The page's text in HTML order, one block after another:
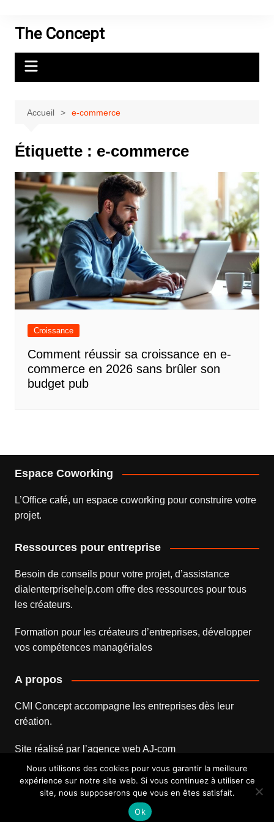
contenuThe Concept
Accueil e-commerce
Étiquette : e-commerce
Croissance
Comment réussir sa croissance en e-
commerce en 2026 sans brûler son
budget pub
Espace Coworking
L’Office café, un espace coworking pour construire votre
projet.
Ressources pour entreprise
Besoin de conseils pour votre projet, d’assistance
dialenterprisehelp.comoffre des ressources pour tous
les créateurs.
Formation pour les créateurs d’entreprises, développer
vos compétences managériales
A propos
CMI Concept accompagne les entreprises dès leur
création.
Site réalisé par l’agence webAJ-com
Nous utilisons des cookies pour vous garantir la meilleure
expérience sur notre site web. Si vous continuez à utiliser ce
site, nous supposerons que vous en êtes satisfait.
Ok